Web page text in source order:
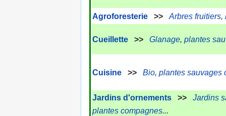
Agroforesterie >> Arbres fruitiers,
Cueillette >> Glanage, plantes
Cuisine >> Bio, plantes sauvages
Jardins d'ornements >>
Jardins
plantes compagnes...